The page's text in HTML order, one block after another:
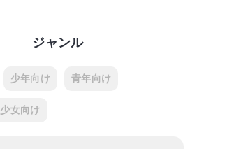
ジャンル
少年向け 青年向け
少女向け